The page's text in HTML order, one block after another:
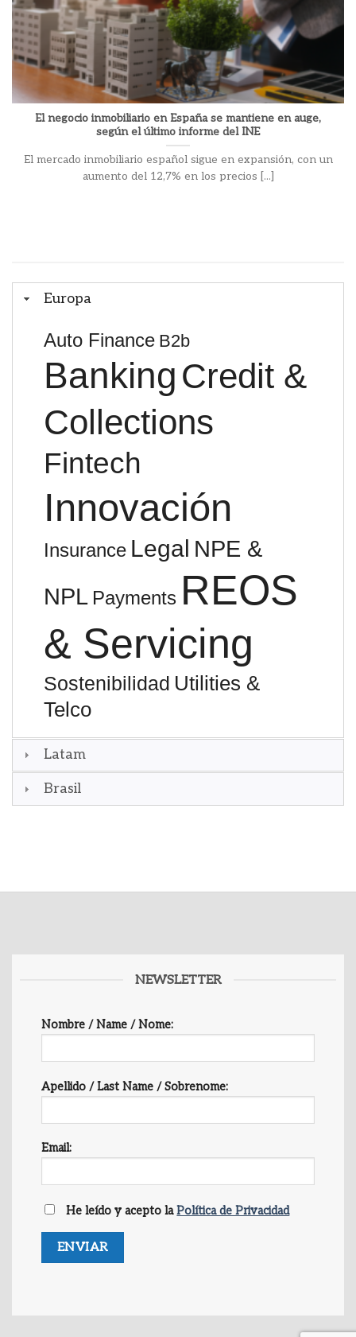
Europa
Auto Finance B2b
Banking Credit &
Collections
Fintech
Innovación
Insurance Legal NPE &
NPL Payments REOS
& Servicing
Sostenibilidad Utilities &
Telco
Latam
Brasil
El negocio inmobiliario en España se mantiene en auge,
según el último informe del INE
El mercado inmobiliario español sigue en expansión, con un
aumento del 12,7% en los precios [...]
NEWSLETTER
Nombre / Name / Nome:
Apellido / Last Name / Sobrenome:
Email:
He leído y acepto laPolítica de Privacidad